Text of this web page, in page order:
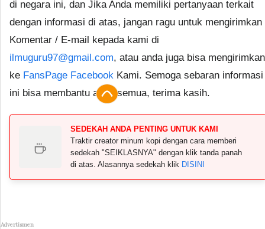
di negara ini, dan Jika Anda memiliki pertanyaan terkait
dengan informasi di atas, jangan ragu untuk mengirimkan
Komentar / E-mail kepada kami di
ilmuguru97@gmail.com, atau anda juga bisa mengirimkan
ke FansPage Facebook Kami. Semoga sebaran informasi
ini bisa membantu anda semua, terima kasih.
SEDEKAH ANDA PENTING UNTUK KAMI
Traktir creator minum kopi dengan cara memberi
sedekah "SEIKLASNYA" dengan klik tanda panah
di atas. Alasannya sedekah klik DISINI
Advertismen